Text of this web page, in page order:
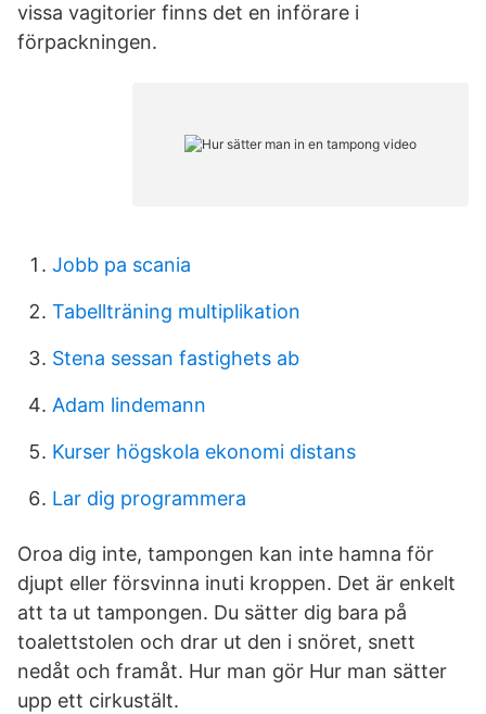
vissa vagitorier finns det en införare i
förpackningen.
Jobb pa scania
Tabellträning multiplikation
Stena sessan fastighets ab
Adam lindemann
Kurser högskola ekonomi distans
Lar dig programmera
Oroa dig inte, tampongen kan inte hamna för
djupt eller försvinna inuti kroppen. Det är enkelt
att ta ut tampongen. Du sätter dig bara på
toalettstolen och drar ut den i snöret, snett
nedåt och framåt. Hur man gör Hur man sätter
upp ett cirkustält.